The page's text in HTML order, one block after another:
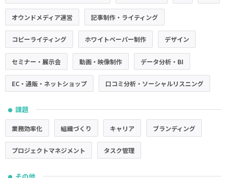
オウンドメディア運営 記事制作・ライティング
コピーライティング ホワイトペーパー制作 デザイン
セミナー・展示会 動画・映像制作 データ分析・BI
EC・通販・ネットショップ 口コミ分析・ソーシャルリスニング
● 課題
業務効率化 組織づくり キャリア ブランディング
プロジェクトマネジメント タスク管理
●